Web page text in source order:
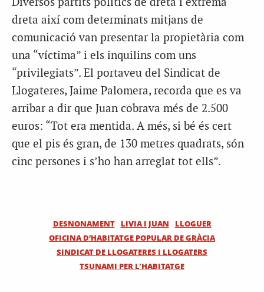
dreta així com determinats mitjans de
comunicació van presentar la propietària com
una “víctima” i els inquilins com uns
“privilegiats”. El portaveu del Sindicat de
Llogateres, Jaime Palomera, recorda que es va
arribar a dir que Juan cobrava més de 2.500
euros: “Tot era mentida. A més, si bé és cert
que el pis és gran, de 130 metres quadrats, són
cinc persones i s’ho han arreglat tot ells”.
DESNONAMENT LIVIA I JUAN
LLOGUER
OFICINA D’HABITATGE POPULAR DE GRÀCIA
SINDICAT DE LLOGATERES I LLOGATERS
TSUNAMI PER L'HABITATGE